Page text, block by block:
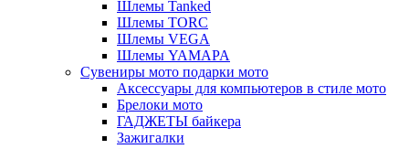
Шлемы Tanked
Шлемы TORC
Шлемы VEGA
Шлемы YAMAPA
Сувениры мото подарки мото
Аксессуары для компьютеров в стиле мото
Брелоки мото
ГАДЖЕТЫ байкера
Зажигалки